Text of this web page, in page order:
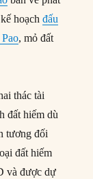
kế hoạchđấu
, mỏ đất
thác tài
đất hiếm dù
tương đối
đất hiếm
và được dự